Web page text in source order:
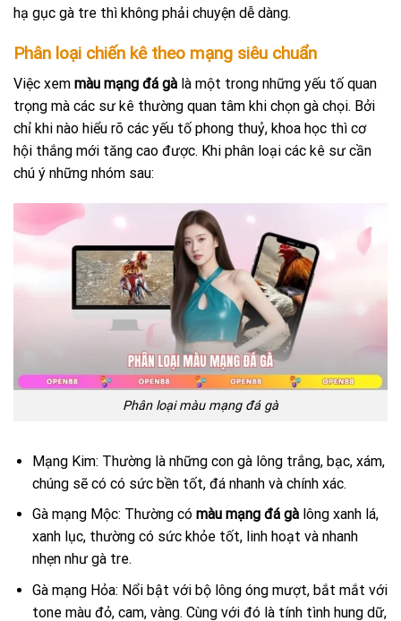
hạ gục gà tre thì không phải chuyện dễ dàng.
Phân loại chiến kê theo mạng siêu chuẩn
Việc xem màu mạng đá gà là một trong những yếu tố quan
trọng mà các sư kê thường quan tâm khi chọn gà chọi. Bởi
chỉ khi nào hiểu rõ các yếu tố phong thuỷ, khoa học thì cơ
hội thắng mới tăng cao được. Khi phân loại các kê sư cần
chú ý những nhóm sau:
Phân loại màu mạng đá gà
Mạng Kim: Thường là những con gà lông trắng, bạc, xám,
chúng sẽ có có sức bền tốt, đá nhanh và chính xác.
Gà mạng Mộc: Thường có màu mạng đá gà lông xanh lá,
xanh lục, thường có sức khỏe tốt, linh hoạt và nhanh
nhẹn như gà tre.
Gà mạng Hỏa: Nổi bật với bộ lông óng mượt, bắt mắt với
tone màu đỏ, cam, vàng. Cùng với đó là tính tình hung dữ,